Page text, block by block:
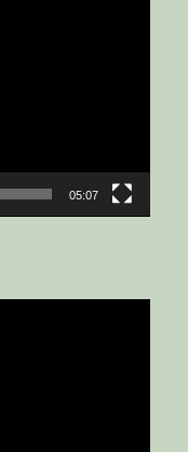
05:07